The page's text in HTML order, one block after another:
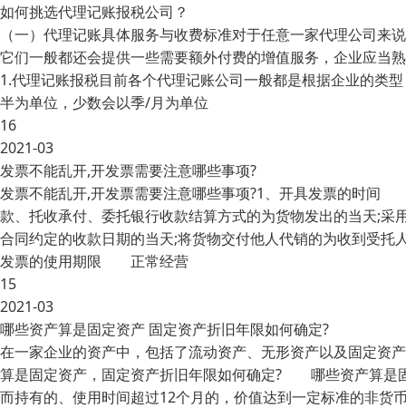
如何挑选代理记账报税公司？
（一）代理记账具体服务与收费标准对于任意一家代理公司
它们一般都还会提供一些需要额外付费的增值服务，企业应当
1.代理记账报税目前各个代理记账公司一般都是根据企业的类
半为单位，少数会以季/月为单位
16
2021-03
发票不能乱开,开发票需要注意哪些事项?
发票不能乱开,开发票需要注意哪些事项?1、开具发票的时间
款、托收承付、委托银行收款结算方式的为货物发出的当天;
合同约定的收款日期的当天;将货物交付他人代销的为收到受
发票的使用期限 正常经营
15
2021-03
哪些资产算是固定资产 固定资产折旧年限如何确定?
在一家企业的资产中，包括了流动资产、无形资产以及固定资
算是固定资产，固定资产折旧年限如何确定? 哪些资产算
而持有的、使用时间超过12个月的，价值达到一定标准的非